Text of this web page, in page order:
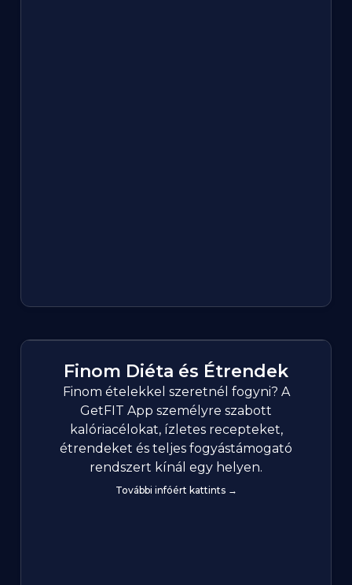
Finom Diéta és Étrendek
Finom ételekkel szeretnél fogyni? A
GetFIT App személyre szabott
kalóriacélokat, ízletes recepteket,
étrendeket és teljes fogyástámogató
rendszert kínál egy helyen.
További infóért kattints →